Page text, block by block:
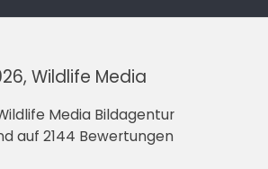
Wildlife Media
Media Bildagentur
auf 2144 Bewertungen